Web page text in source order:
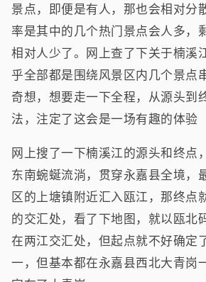
景点，即便是有人，那也会相对分
率是其中的几个热门景点会人多，
相对人少了。网上查了下关于楠溪
乎全部都是围绕风景区内几个景点
奇想，想要走一下全程，从源头到
法，注定了这会是一场有趣的体验
网上搜了一下楠溪江的源头和终点
东南蜿蜒流淌，贯穿永嘉县全境，
区的上塘镇附近汇入瓯江，那终点
的交汇处，看了下地图，就以瓯北
在两江交汇处，但起点就不好确定
一，但基本都在永嘉县西北大青岗